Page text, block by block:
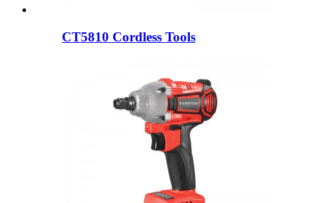
CT5810 Cordless Tools